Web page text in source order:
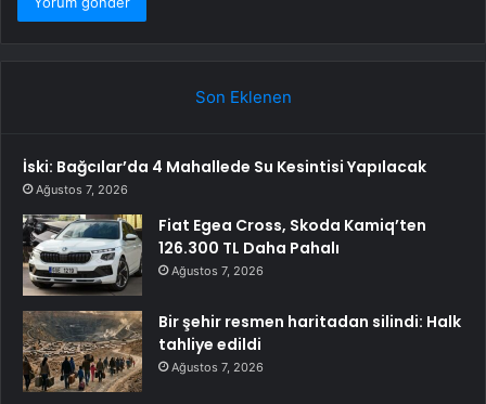
Son Eklenen
İski: Bağcılar’da 4 Mahallede Su Kesintisi Yapılacak
Ağustos 7, 2026
Fiat Egea Cross, Skoda Kamiq’ten
126.300 TL Daha Pahalı
Ağustos 7, 2026
Bir şehir resmen haritadan silindi: Halk
tahliye edildi
Ağustos 7, 2026